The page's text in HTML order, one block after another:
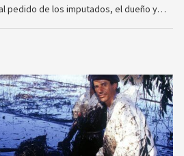
pedido de los imputados, el dueño y…